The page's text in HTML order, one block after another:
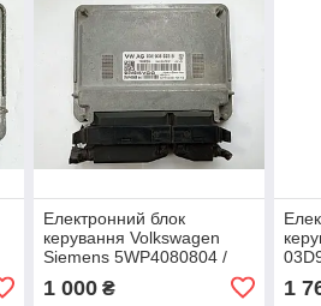
Електронний блок
керування Volkswagen
Siemens 5WP4080804 /
VW AG / VWAG / 03E 906
023 B / 03E906023B
1 000₴ 1